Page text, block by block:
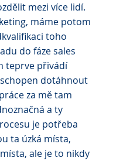
mezi více lidí.
máme potom
toho
do fáze sales
teprve přivádí
dotáhnout
za mě tam
a ty
je potřeba
ta úzká místa,
ale je to nikdy